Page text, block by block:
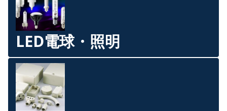
LED電球・照明